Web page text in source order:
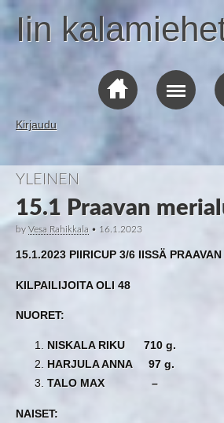
Iin
Kirjaudu
YLEINEN
15.1 Praavan
by Vesa Rahikkala • 16.1.2023
15.1.2023 PIIRICUP 3/6 IISSÄ
KILPAILIJOITA OLI 48
NUORET:
NISKALA RIKU 710 g.
HARJULA ANNA 97 g.
TALO MAX –
NAISET: